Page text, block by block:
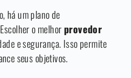
há um plano de
o melhorprovedor
e segurança. Isso permite
seus objetivos.